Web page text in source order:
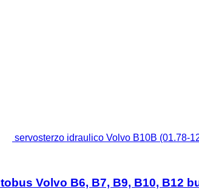
servosterzo idraulico Volvo B10B (01.78-
Volvo B6, B7, B9, B10, B12